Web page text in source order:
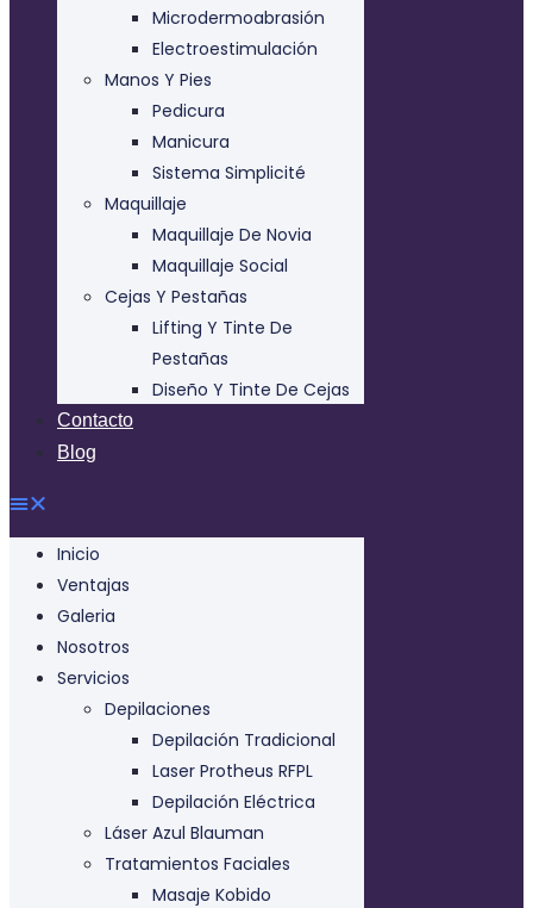
Microdermoabrasión
Electroestimulación
Manos Y Pies
Pedicura
Manicura
Sistema Simplicité
Maquillaje
Maquillaje De Novia
Maquillaje Social
Cejas Y Pestañas
Lifting Y Tinte De
Pestañas
Diseño Y Tinte De Cejas
Contacto
Blog
Inicio
Ventajas
Galeria
Nosotros
Servicios
Depilaciones
Depilación Tradicional
Laser Protheus RFPL
Depilación Eléctrica
Láser Azul Blauman
Tratamientos Faciales
Masaje Kobido